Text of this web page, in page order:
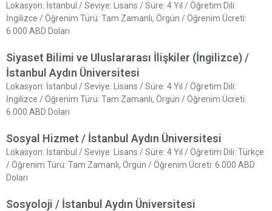
Lokasyon: İstanbul / Seviye: Lisans / Süre: 4 Yıl / Öğretim Dili:
İngilizce / Öğrenim Türü: Tam Zamanlı, Örgün / Öğrenim Ücreti:
6.000 ABD Doları
Siyaset Bilimi ve Uluslararası İlişkiler (İngilizce) /
İstanbul Aydın Üniversitesi
Lokasyon: İstanbul / Seviye: Lisans / Süre: 4 Yıl / Öğretim Dili:
İngilizce / Öğrenim Türü: Tam Zamanlı, Örgün / Öğrenim Ücreti:
6.000 ABD Doları
Sosyal Hizmet / İstanbul Aydın Üniversitesi
Lokasyon: İstanbul / Seviye: Lisans / Süre: 4 Yıl / Öğretim Dili: Türkçe
/ Öğrenim Türü: Tam Zamanlı, Örgün / Öğrenim Ücreti: 6.000 ABD
Doları
Sosyoloji / İstanbul Aydın Üniversitesi